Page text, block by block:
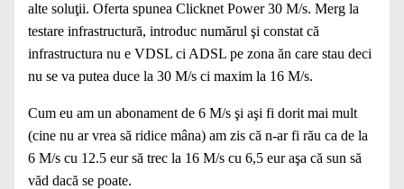
alte soluţii. Oferta spunea Clicknet Power 30 M/s. Merg la
testare infrastructură, introduc numărul şi constat că
infrastructura nu e VDSL ci ADSL pe zona ăn care stau deci
nu se va putea duce la 30 M/s ci maxim la 16 M/s.
Cum eu am un abonament de 6 M/s şi aşi fi dorit mai mult
(cine nu ar vrea să ridice mâna) am zis că n-ar fi rău ca de la
6 M/s cu 12.5 eur să trec la 16 M/s cu 6,5 eur aşa că sun să
văd dacă se poate.